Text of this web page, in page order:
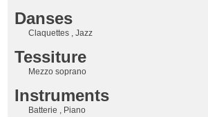
Danses
Claquettes , Jazz
Tessiture
Mezzo soprano
Instruments
Batterie , Piano